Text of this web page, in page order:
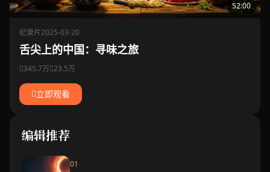
52:00
纪录片2025-03-20
舌尖上的中国：寻味之旅
345.7万 23.5万
立即观看
编辑推荐
01